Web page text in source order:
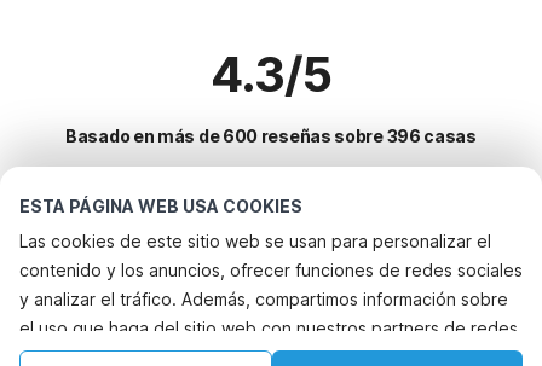
ESTA PÁGINA WEB USA COOKIES
Las cookies de este sitio web se usan para personalizar el
contenido y los anuncios, ofrecer funciones de redes sociales
y analizar el tráfico. Además, compartimos información sobre
el uso que haga del sitio web con nuestros partners de redes
sociales, publicidad y análisis web, quienes pueden
4.3/5
Basado en más de 600 reseñas sobre 396 casas
Destinos más populares para vacaciones
Ciudades con los mejores servicios para vacaciones
Casa de vacaciones en parque de atracciones oldebroek
Casa de vacaciones en parque de atracciones doornspijk
Servicios populares para vacaciones en Beekbergen